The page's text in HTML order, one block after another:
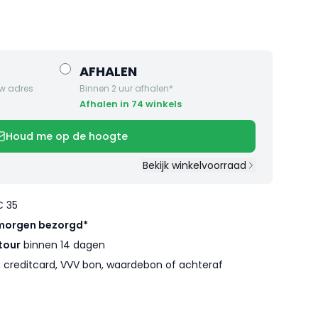
adres
AFHALEN
Binnen 2 uur afhalen*
Afhalen in 74 winkels
Houd me op de hoogte
Bekijk winkelvoorraad
35
bezorgd*
binnen 14 dagen
creditcard, VVV bon, waardebon of achteraf